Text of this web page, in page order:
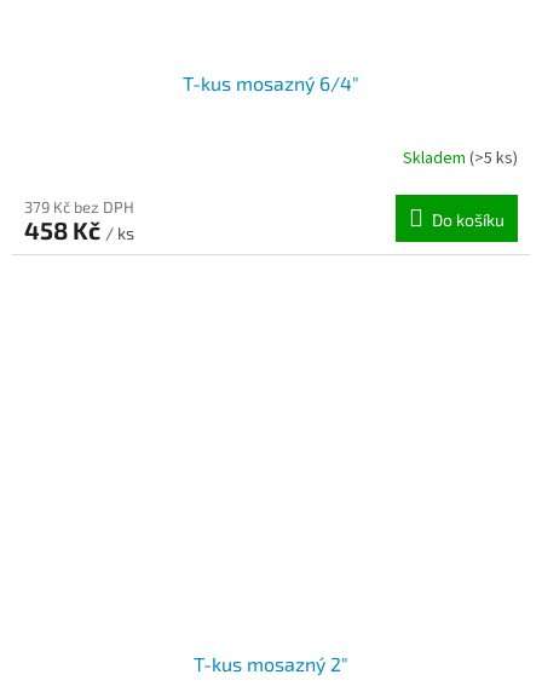
T-kus mosazný 6/4"
Skladem (>5 ks)
379 Kč bez DPH
458 Kč / ks
Do košíku
T-kus mosazný 2"